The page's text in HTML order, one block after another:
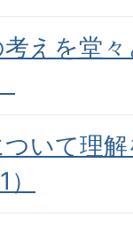
えを堂
いて理